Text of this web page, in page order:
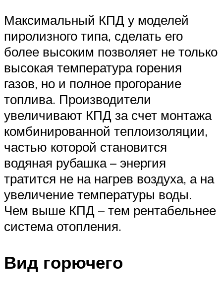
Максимальный КПД у моделей
пиролизного типа, сделать его
более высоким позволяет не только
высокая температура горения
газов, но и полное прогорание
топлива. Производители
увеличивают КПД за счет монтажа
комбинированной теплоизоляции,
частью которой становится
водяная рубашка – энергия
тратится не на нагрев воздуха, а на
увеличение температуры воды.
Чем выше КПД – тем рентабельнее
система отопления.
Вид горючего